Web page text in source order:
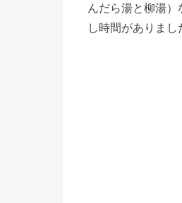
んだら湯と柳湯
し時間がありまし